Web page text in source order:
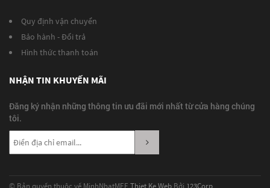
Quy định vận chuyển
Bảo hành - Đổi trả
Hình thức thanh toán
NHẬN TIN KHUYẾN MÃI
Đăng ký nhận những thông tin ưu đãi mới nhất từ cửa hàng chúng
tôi.
© Bản quyền thuộc về MinhNhatMEE Thiet Ke Web Bởi 123Corp